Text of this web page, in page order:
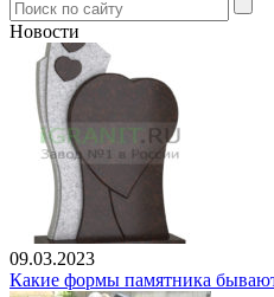
Новости
09.03.2023
Какие формы памятника